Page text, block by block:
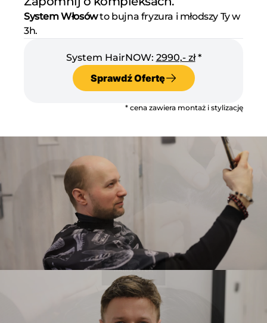
System Włosówto bujna fryzura i młodszy Ty w
3h.
System HairNOW: 2990,- zł*
Sprawdź Ofertę
* cena zawiera montaż i stylizację